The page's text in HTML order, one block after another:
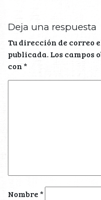
Deja una respuesta
Tu dirección de correo
publicada. Los campos
con*
Nombre*